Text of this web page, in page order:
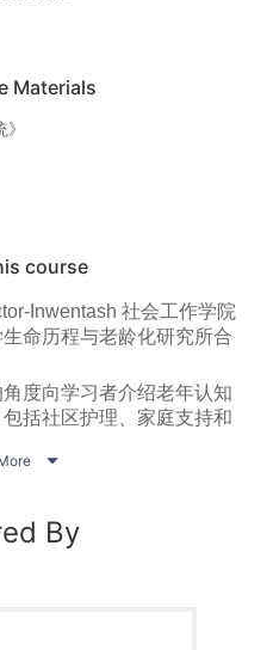
Materials
course
Inwentash 社会工作学院
命历程与老龄化研究所合
度向学习者介绍老年认知
括社区护理、家庭支持和
人护理、社区服务和机构
实用知识。本课程还邀请
，他们将分享他们在老年

By